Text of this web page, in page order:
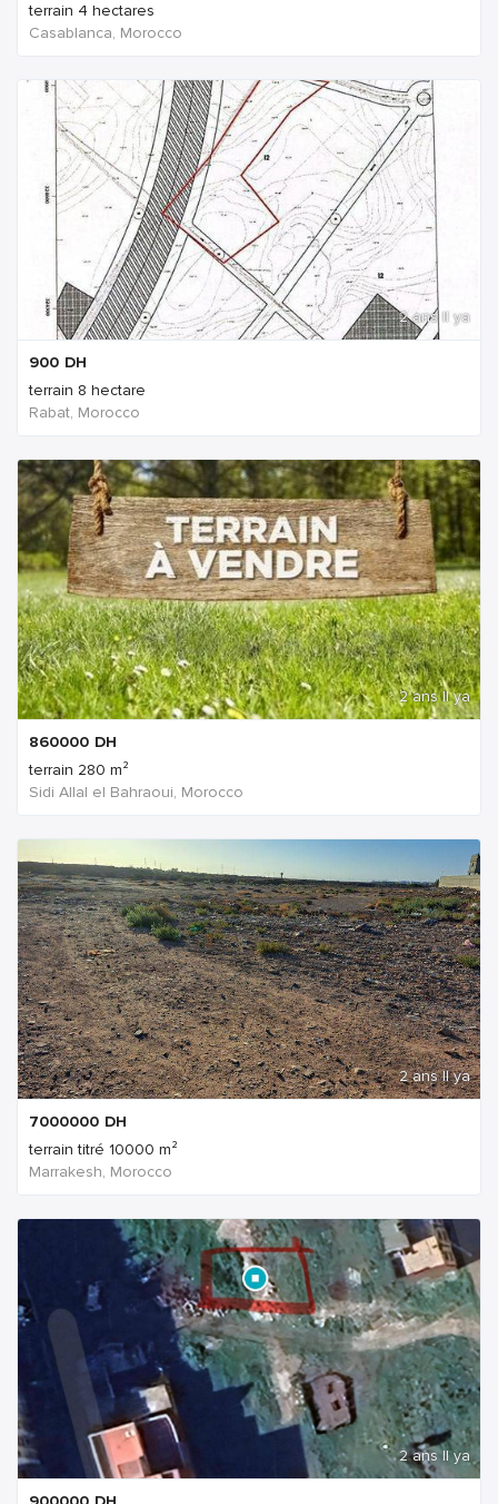
terrain 4 hectares
Casablanca, Morocco
2 ans Il ya
900 DH
terrain 8 hectare
Rabat, Morocco
2 ans Il ya
860000 DH
terrain 280 m²
Sidi Allal el Bahraoui, Morocco
2 ans Il ya
7000000 DH
terrain titré 10000 m²
Marrakesh, Morocco
2 ans Il ya